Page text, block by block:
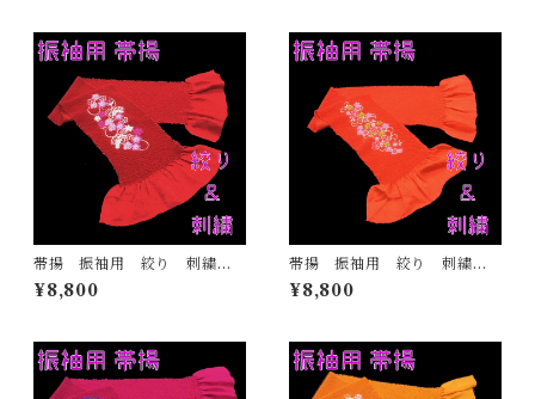
帯揚 振袖用 絞り 刺繍
赤 正絹 日本製 着物 ふ
りそで ママ振 成人式
¥8,800
帯揚 振袖用 絞り 刺繍
オレンジ 正絹 日本製 着
物 ふりそで ママ振 成人
¥8,800